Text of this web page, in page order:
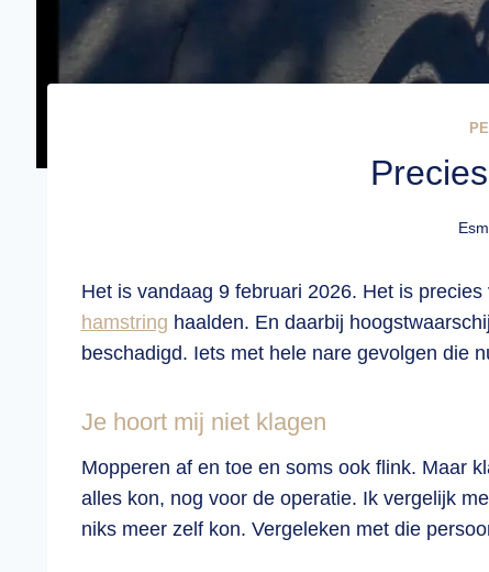
Het is vandaag 9 februari 2026. Het is
hamstring haalden. En daarbij
beschadigd. Iets met hele nare gevolgen die
Je hoort mij niet klagen
Mopperen af en toe en soms ook flink. Maar
alles kon, nog voor de operatie. Ik vergelijk
niks meer zelf kon. Vergeleken met die